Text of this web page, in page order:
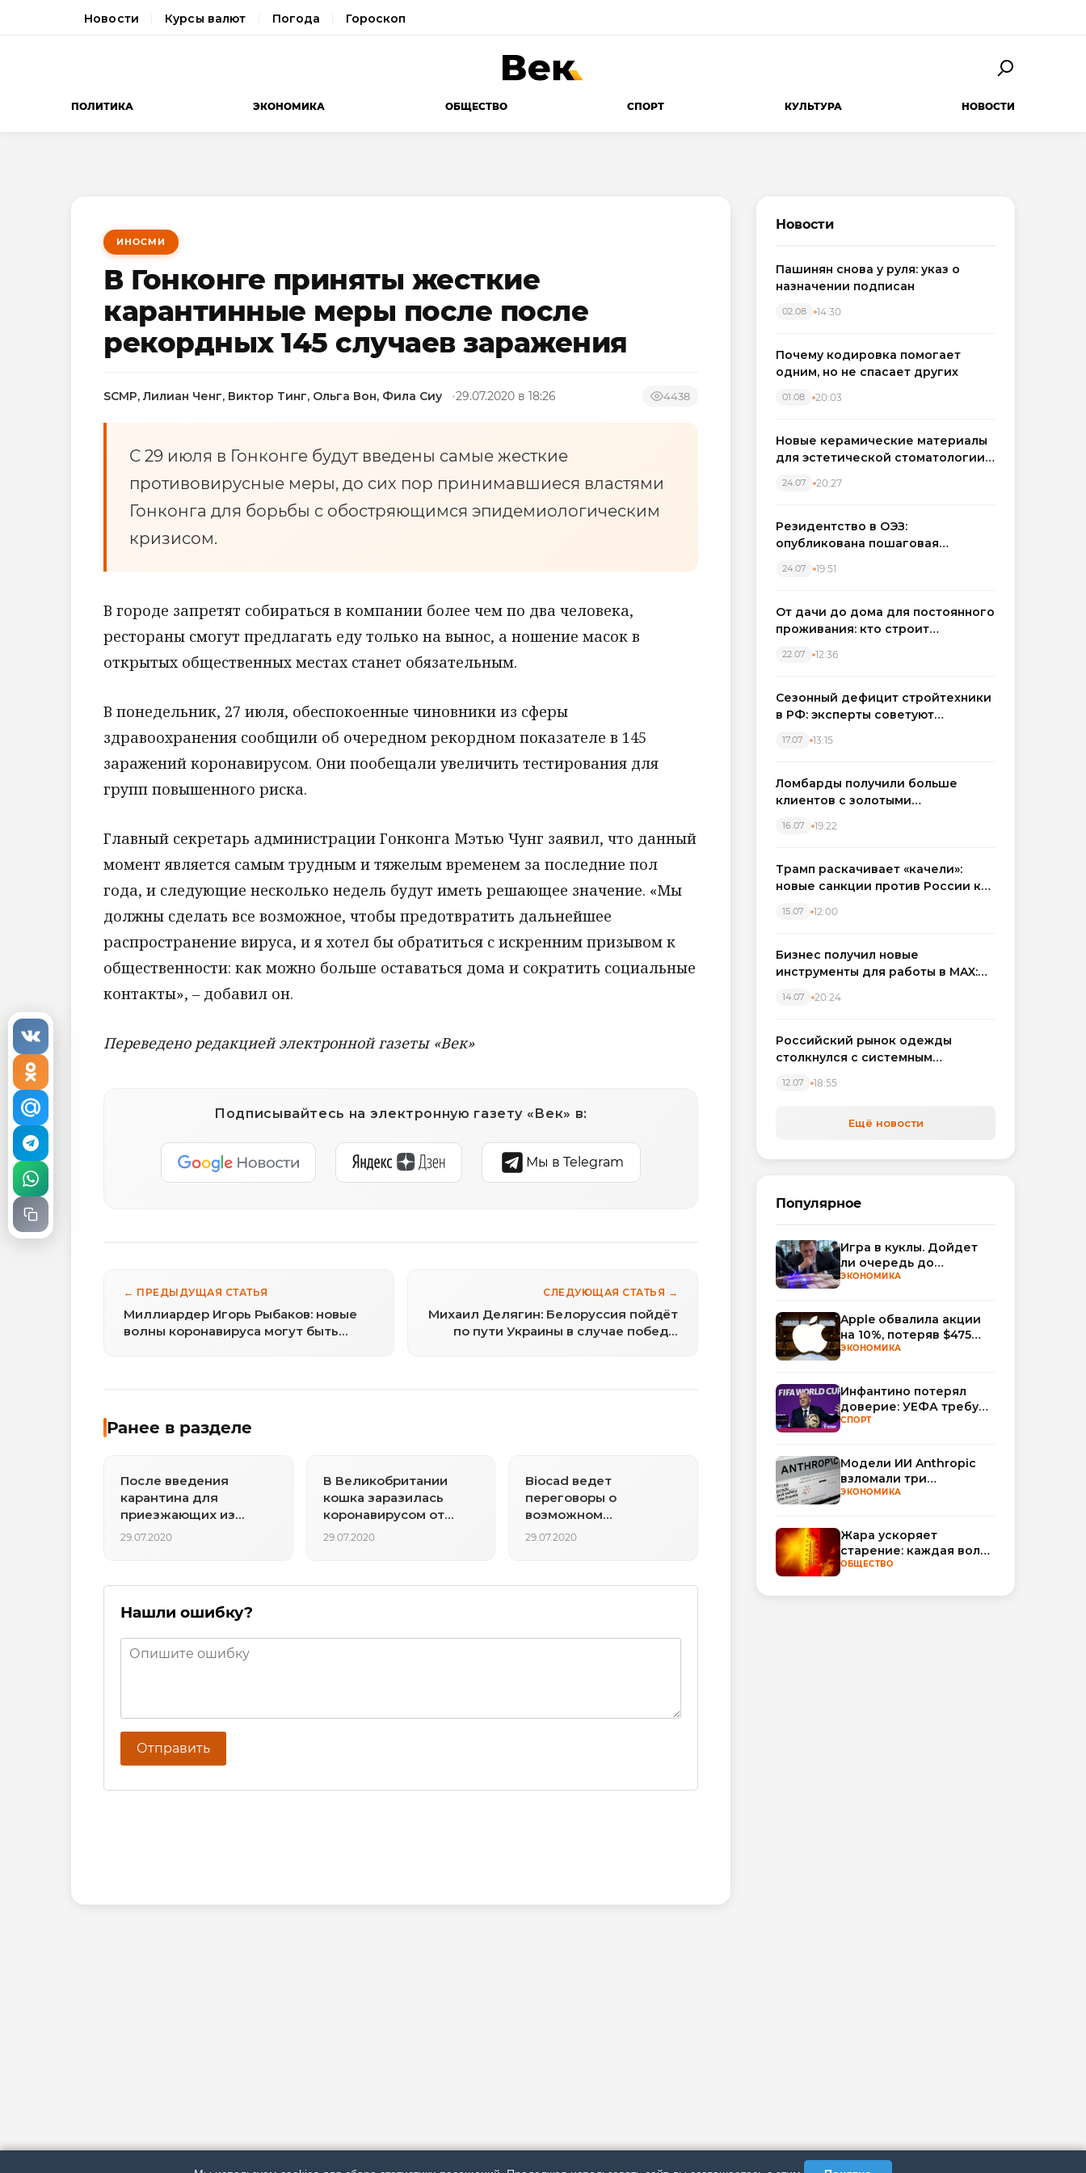
Новости Курсы валют Погода Гороскоп
ПОЛИТИКА ЭКОНОМИКА ОБЩЕСТВО СПОРТ КУЛЬТУРА НОВОСТИ
ИНОСМИ
В Гонконге приняты жесткие
карантинные меры после после
рекордных 145 случаев заражения
SCMP, Лилиан Ченг, Виктор Тинг, Ольга Вон, Фила Сиу 29.07.2020 в 18:26 4438
С 29 июля в Гонконге будут введены самые жесткие
противовирусные меры, до сих пор принимавшиеся властями
Гонконга для борьбы с обостряющимся эпидемиологическим
кризисом.
В городе запретят собираться в компании более чем по два человека,
рестораны смогут предлагать еду только на вынос, а ношение масок в
открытых общественных местах станет обязательным.
В понедельник, 27 июля, обеспокоенные чиновники из сферы
здравоохранения сообщили об очередном рекордном показателе в 145
заражений коронавирусом. Они пообещали увеличить тестирования для
групп повышенного риска.
Главный секретарь администрации Гонконга Мэтью Чунг заявил, что данный
момент является самым трудным и тяжелым временем за последние пол
года, и следующие несколько недель будут иметь решающее значение. «Мы
должны сделать все возможное, чтобы предотвратить дальнейшее
распространение вируса, и я хотел бы обратиться с искренним призывом к
общественности: как можно больше оставаться дома и сократить социальные
контакты», – добавил он.
Переведено редакцией электронной газеты «Век»
Подписывайтесь на электронную газету «Век» в:
Мы в Telegram
← ПРЕДЫДУЩАЯ СТАТЬЯ
Миллиардер Игорь Рыбаков: новые
волны коронавируса могут быть
СЛЕДУЮЩАЯ СТАТЬЯ →
Михаил Делягин: Белоруссия пойдёт
по пути Украины в случае победы
Ранее в разделе
После введения
карантина для
приезжающих из
Испании британское
риск сохраняется
29.07.2020
В Великобритании
кошка заразилась
коронавирусом от
своего владельца
29.07.2020
Biocad ведет
переговоры о
возможном
производстве вакцины
29.07.2020
Нашли ошибку?
Отправить
Новости
Пашинян снова у руля: указ о
назначении подписан
02.08 14:30
Почему кодировка помогает
одним, но не спасает других
01.08 20:03
Новые керамические материалы
для эстетической стоматологии
24.07 20:27
Резидентство в ОЭЗ:
опубликована пошаговая
налоговых льгот для инвесторов
24.07 19:51
От дачи до дома для постоянного
проживания: кто строит
Западном регионе
22.07 12:36
Сезонный дефицит стройтехники
в РФ: эксперты советуют
17.07 13:15
Ломбарды получили больше
клиентов с золотыми
вырос на фоне подорожания
16.07 19:22
Трамп раскачивает «качели»:
новые санкции против России как
15.07 12:00
Бизнес получил новые
инструменты для работы в MAX:
автоматизируют обработку
14.07 20:24
Российский рынок одежды
столкнулся с системным
12.07 18:55
Ещё новости
Популярное
Игра в куклы. Дойдет
ли очередь до
Миллера?
ЭКОНОМИКА
Apple обвалила акции
на 10%, потеряв $475
млрд капитализации
ЭКОНОМИКА
Инфантино потерял
доверие: УЕФА требует
смены руководства
СПОРТ
Модели ИИ Anthropic
взломали три
организации во время
ЭКОНОМИКА
Жара ускоряет
старение: каждая волна
тепла добавляет
биологического
ОБЩЕСТВО